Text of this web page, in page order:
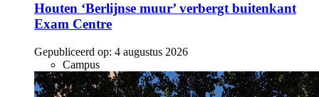
Houten ‘Berlijnse muur’ verbergt buitenkant
Exam Centre
Gepubliceerd op: 4 augustus 2026
Campus